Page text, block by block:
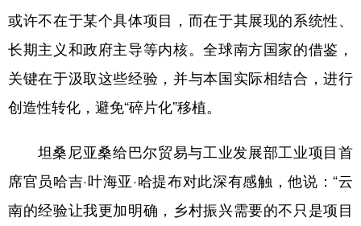
或许不在于某个具体项目，而在于其展现的系统性、
长期主义和政府主导等内核。全球南方国家的借鉴，
关键在于汲取这些经验，并与本国实际相结合，进行
创造性转化，避免“碎片化”移植。
坦桑尼亚桑给巴尔贸易与工业发展部工业项目首
席官员哈吉·叶海亚·哈提布对此深有感触，他说：“云
南的经验让我更加明确，乡村振兴需要的不只是项目